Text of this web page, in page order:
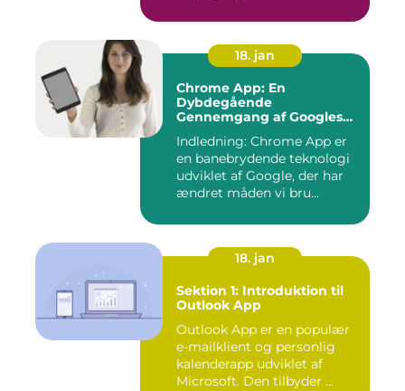
18. jan
Chrome App: En
Dybdegående
Gennemgang af Googles
applikationer
Indledning: Chrome App er
en banebrydende teknologi
udviklet af Google, der har
ændret måden vi bru...
18. jan
Sektion 1: Introduktion til
Outlook App
Outlook App er en populær
e-mailklient og personlig
kalenderapp udviklet af
Microsoft. Den tilbyder ...